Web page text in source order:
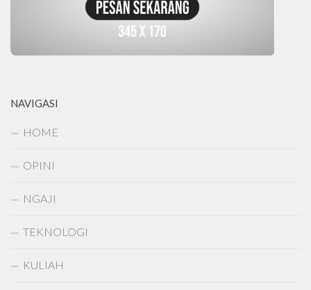
NAVIGASI
HOME
OPINI
NGAJI
TEKNOLOGI
KULIAH